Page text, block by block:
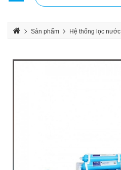
Sản phẩm Hệ thống lọc nước